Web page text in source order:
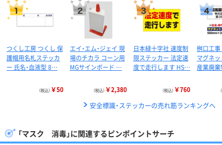
つくし工房 つくし 保
護帽用名札ステッカ
ー 氏名・血液型 8…
（税込） ￥50
エイ・エム・ジェイ 現
場のチカラ コーン用
MGサインボード …
（税込） ￥2,380
日本緑十字社 速度制
限ステッカー 法定速
度で走行します HS…
（税込） ￥760
桝口工事
マグネ
産業廃
安全標識・ステッカーの売れ筋ランキングへ
「マスク 消毒」に関連するピンポイントサーチ